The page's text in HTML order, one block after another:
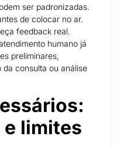
ser padronizadas.
de colocar no ar.
feedback real.
humano já
preliminares,
consulta ou análise
limites